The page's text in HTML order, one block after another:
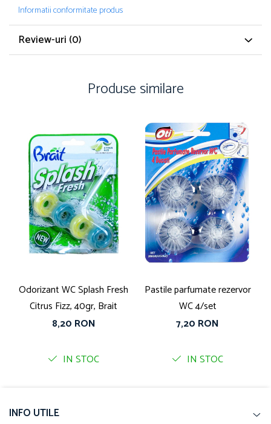
Informatii conformitate produs
Review-uri (0)
Produse similare
Odorizant WC Splash Fresh
Citrus Fizz, 40gr, Brait
8,20 RON
IN STOC
Pastile parfumate rezervor
WC 4/set
7,20 RON
IN STOC
INFO UTILE